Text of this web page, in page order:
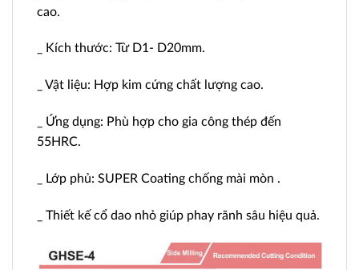
cao.
_ Kích thước: Từ D1- D20mm.
_ Vật liệu: Hợp kim cứng chất lượng cao.
_ Ứng dụng: Phù hợp cho gia công thép đến
55HRC.
_ Lớp phủ: SUPER Coating chống mài mòn .
_ Thiết kế cổ dao nhỏ giúp phay rãnh sâu hiệu quả.